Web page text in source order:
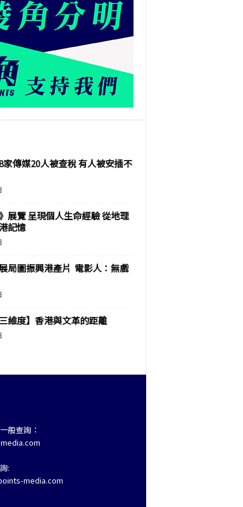
家傳媒20人被查稅 有人被安插不
展覽 呈現個人生命經驗 從地理
記憶
局圖振興港產片 電影人：無戲
維度】香港與文革的距離
般查詢：
:
media.com